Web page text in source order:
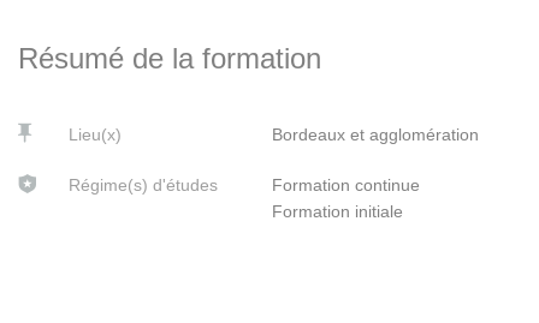
Résumé de la formation
Lieu(x) Bordeaux et agglomération
Régime(s) d'études
Formation continue
Formation initiale